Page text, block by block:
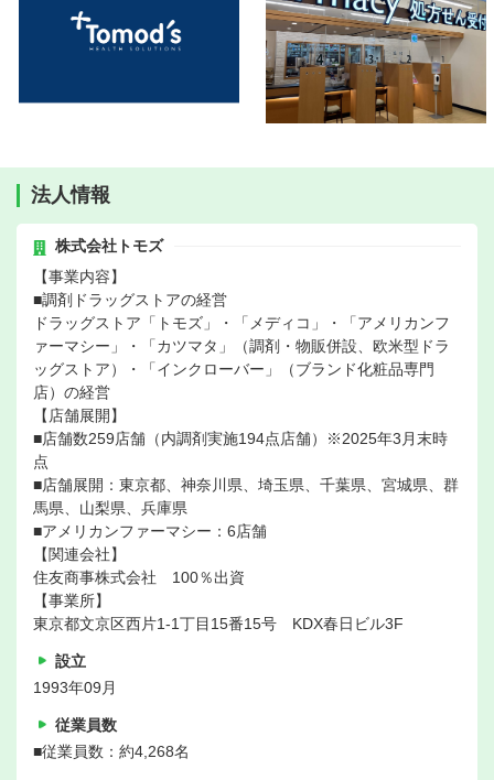
法人情報
株式会社トモズ
【事業内容】
■調剤ドラッグストアの経営
ドラッグストア「トモズ」・「メディコ」・「アメリカンフ
ァーマシー」・「カツマタ」（調剤・物販併設、欧米型ドラ
ッグストア）・「インクローバー」（ブランド化粧品専門
店）の経営
【店舗展開】
■店舗数259店舗（内調剤実施194点店舗）※2025年3月末時
点
■店舗展開：東京都、神奈川県、埼玉県、千葉県、宮城県、群
馬県、山梨県、兵庫県
■アメリカンファーマシー：6店舗
【関連会社】
住友商事株式会社 100％出資
【事業所】
東京都文京区西片1-1丁目15番15号 KDX春日ビル3F
設立
1993年09月
従業員数
■従業員数：約4,268名